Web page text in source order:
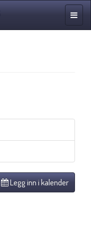
Legg inn i kalender